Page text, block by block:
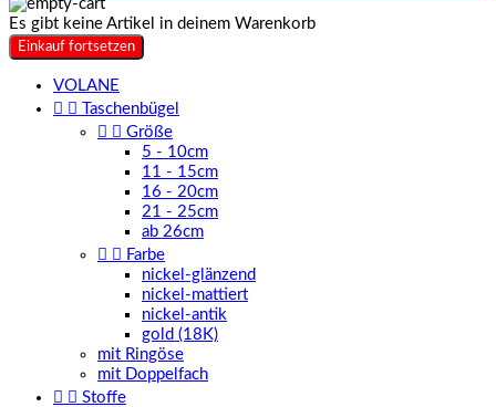
Es gibt keine Artikel in deinem Warenkorb
Einkauf fortsetzen
VOLANE
 
Taschenbügel
  Größe
5 - 10cm
11 - 15cm
16 - 20cm
21 - 25cm
ab 26cm
  Farbe
nickel-glänzend
nickel-mattiert
nickel-antik
gold (18K)
mit Ringöse
mit Doppelfach
  Stoffe